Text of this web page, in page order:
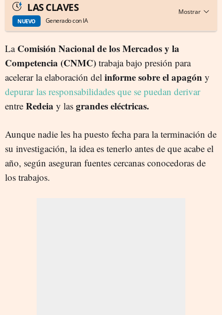
LAS CLAVES
NUEVO Generado con IA
La Comisión Nacional de los Mercados y la
Competencia (CNMC) trabaja bajo presión para
acelerar la elaboración del informe sobre el apagón y
depurar las responsabilidades que se puedan derivar
entre Redeia y las grandes eléctricas.
Aunque nadie les ha puesto fecha para la terminación de
su investigación, la idea es tenerlo antes de que acabe el
año, según aseguran fuentes cercanas conocedoras de
los trabajos.